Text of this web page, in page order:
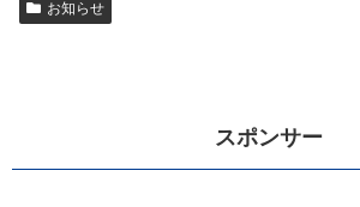
お知らせ
スポンサー